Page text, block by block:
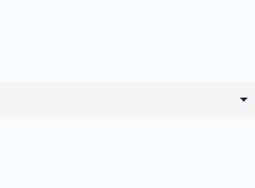
um marketplace, nós indicamos no